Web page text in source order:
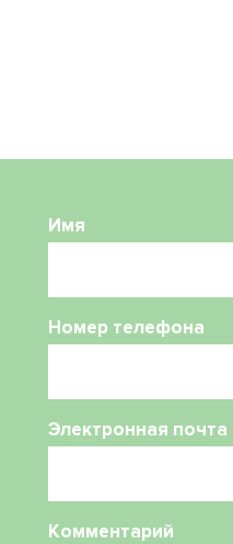
Имя
Номер телефона
Электронная почта
Комментарий